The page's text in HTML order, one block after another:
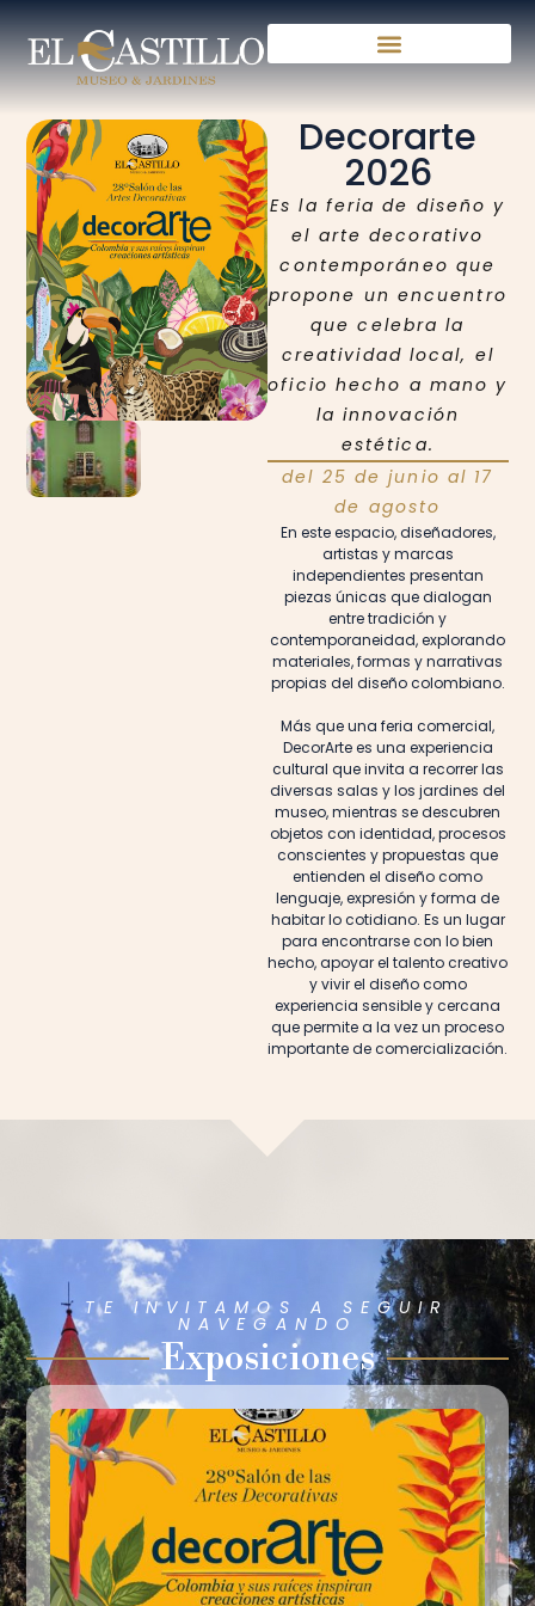
Decorarte
2026
Es la feria de diseño y
el arte decorativo
contemporáneo que
propone un encuentro
que celebra la
creatividad local, el
oficio hecho a mano y
la innovación
estética.
del 25 de junio al 17
de agosto
En este espacio, diseñadores,
artistas y marcas
independientes presentan
piezas únicas que dialogan
entre tradición y
contemporaneidad, explorando
materiales, formas y narrativas
propias del diseño colombiano.
Más que una feria comercial,
DecorArte es una experiencia
cultural que invita a recorrer las
diversas salas y los jardines del
museo, mientras se descubren
objetos con identidad, procesos
conscientes y propuestas que
entienden el diseño como
lenguaje, expresión y forma de
habitar lo cotidiano. Es un lugar
para encontrarse con lo bien
hecho, apoyar el talento creativo
y vivir el diseño como
experiencia sensible y cercana
que permite a la vez un proceso
importante de comercialización.
TE INVITAMOS A SEGUIR
NAVEGANDO
Exposiciones